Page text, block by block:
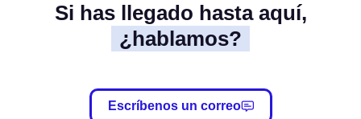
Si has llegado hasta aquí,
¿hablamos?
Escríbenos un correo